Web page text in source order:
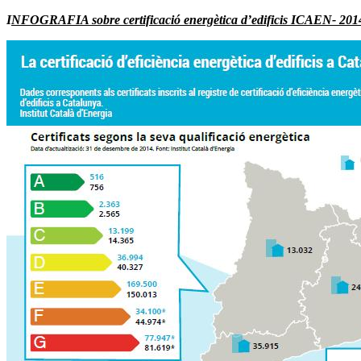
INFOGRAFIA sobre certificació energètica d’edificis ICAEN-